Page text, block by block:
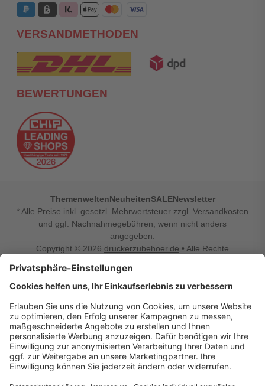
VERSANDMETHODEN
BEWERTUNGEN
ThemenweltenNeuheitenSALENewsletter
* Alle Preise inkl. gesetzl. Mehrwertsteuer zzgl. Versandkosten
und ggf. Nachnahmegebühren, wenn nicht anders
angegeben.
Copyright © 2026 druckerzubehoer.de • Alle Rechte
Vertrag widerrufen
Druckerzubehoer.de – preiswerte Qualität für Ihr Office
Sie sind auf der Suche nach dem passenden Druckerzubehör
oder Zubehör für das Büro, den Computer oder Ihr
Smartphone? Dann sind Sie bei Druckerzubehoer.de genau
richtig! Unser breites Sortiment bietet unter anderem Tinte
und Toner für alle gängigen Druckermodelle – großer sowie
kleiner Hersteller. Zugleich sind wir Ihr Online Fachhandel für